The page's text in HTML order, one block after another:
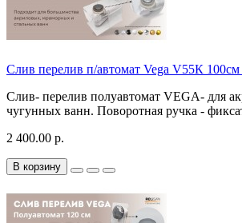
Слив перелив п/автомат Vega V55К 100см
Слив- перелив полуавтомат VEGA- для
чугунных ванн. Поворотная ручка -
2 400.00 р.
В корзину